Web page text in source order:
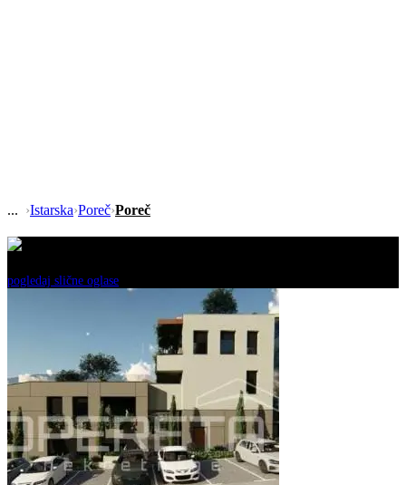
›Istarska›Poreč›Poreč
pogledaj slične oglase